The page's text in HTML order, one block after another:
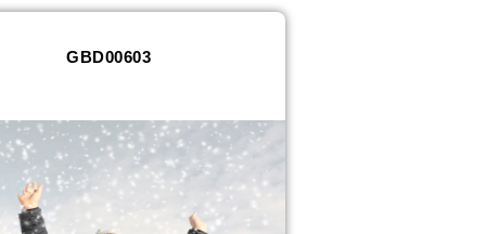
GBD00603